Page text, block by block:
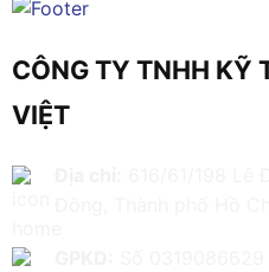
CÔNG TY TNHH KỸ
VIỆT